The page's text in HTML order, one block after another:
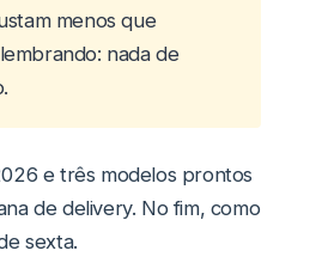
menos que
nada de
e três modelos prontos
de delivery. No fim, como
sexta.